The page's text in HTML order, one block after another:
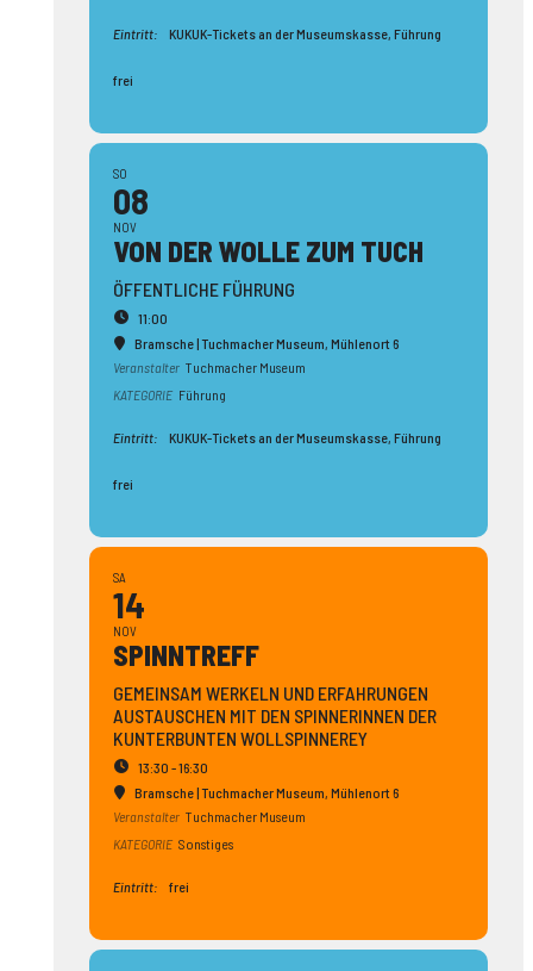
Eintritt: KUKUK-Tickets an der Museumskasse, Führung
frei
SO
08
NOV
VON DER WOLLE ZUM TUCH
ÖFFENTLICHE FÜHRUNG
11:00
Bramsche | Tuchmacher Museum, Mühlenort 6
Veranstalter Tuchmacher Museum
KATEGORIE Führung
Eintritt: KUKUK-Tickets an der Museumskasse, Führung
frei
SA
14
NOV
SPINN­TREFF
GEMEINSAM WERKELN UND ERFAHRUNGEN
AUSTAUSCHEN MIT DEN SPINNERINNEN DER
KUNTERBUNTEN WOLLSPINNEREY
13:30 - 16:30
Bramsche | Tuchmacher Museum, Mühlenort 6
Veranstalter Tuchmacher Museum
KATEGORIE Sonstiges
Eintritt: frei